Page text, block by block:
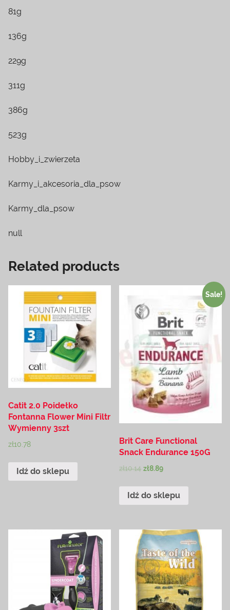
81g
136g
229g
311g
386g
523g
Hobby_i_zwierzeta
Karmy_i_akcesoria_dla_psow
Karmy_dla_psow
null
Related products
Catit 2.0 Poidełko
Fontanna Flower Mini Filtr
Wymienny 3szt
zł10.78
Idź do sklepu
Sale!
Brit Care Functional
Snack Endurance 150G
zł10.14 zł8.89
Idź do sklepu